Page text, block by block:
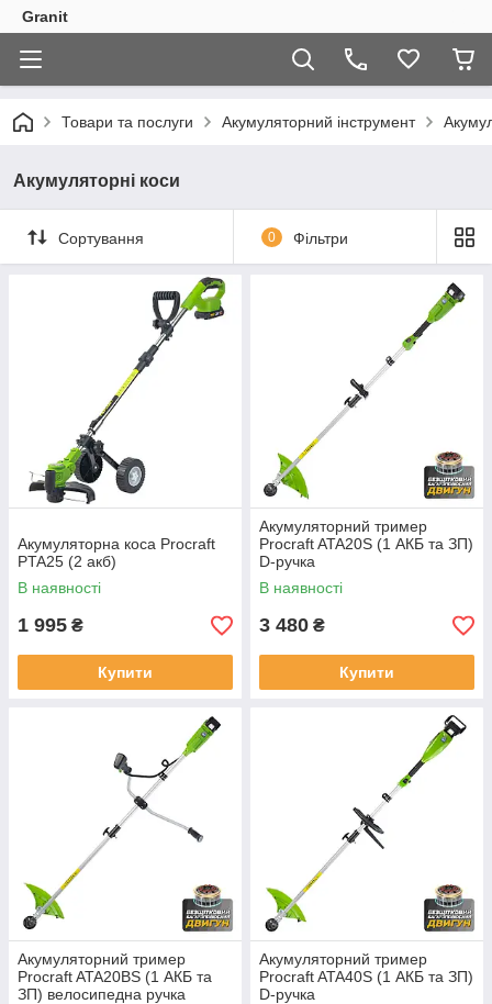
Granit
Товари та послуги Акумуляторний інструмент
Акумуляторні коси
Сортування 0 Фільтри
Акумуляторна коса Procraft
PTA25 (2 акб)
В наявності
1 995 ₴
Купити
Акумуляторний тример
Procraft ATA20S (1 АКБ та ЗП)
D-ручка
В наявності
3 480 ₴
Купити
Акумуляторний тример
Procraft ATA20BS (1 АКБ та
ЗП) велосипедна ручка
Акумуляторний тример
Procraft ATA40S (1 АКБ та ЗП)
D-ручка